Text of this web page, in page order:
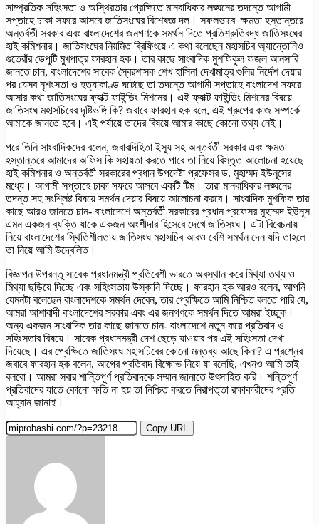
সাম্প্রতিক সহিংসতা ও অস্থিরতার প্রেক্ষিতে মানবাধিকার লঙ্ঘনের তদন্তে আগামী
সপ্তাহে ঢাকা সফরে আসবে জাতিসংঘের বিশেষজ্ঞ দল। সফলভাবে ক্ষমতা হস্তান্তরে
অন্তর্বর্তী সরকার এবং বাংলাদেশের জনগণকে সমর্থন দিতে প্রতিশ্রুতিবদ্ধ জাতিসংঘের
হাই কমিশনার। জাতিসংঘের নিয়মিত ব্রিফিংয়ে এ কথা বলেছেন মহাসচিব অ্যান্তোনিও
গুতেরাঁর ডেপুটি মুখপাত্র ফারহান হক। তার কাছে সাংবাদিক মুশফিকুল ফজল আনসারি
জানতে চান, বাংলাদেশের সাবেক স্বৈরশাসক শেখ হাসিনা দেখামাত্র গুলির নির্দেশ দেয়ার
পর যেসব নৃশংসতা ও হত্যাকাণ্ড ঘটেছে তা তদন্তে আগামী সপ্তাহে বাংলাদেশ সফরে
আসার কথা জাতিসংঘের ফ্যাক্ট ফাইন্ডিং মিশনের। এই ফ্যাক্ট ফাইন্ডিং মিশনের বিষয়ে
জাতিসংঘ মহাসচিবের দৃষ্টিভঙ্গি কি? জবাবে ফারহান হক বলে, এই গ্রুপের কাজ সম্পর্কে
আমাকে জানতে হবে। এই পর্যায়ে তাদের বিষয়ে আমার কাছে কোনো তথ্য নেই।
পরে তিনি সাংবাদিকদের বলেন, জবাবদিহিতা ইস্যু সহ অন্তর্বর্তী সরকার এবং ক্ষমতা
হস্তান্তরে আমাদের অফিস কি সহায়তা করতে পারে তা নিয়ে বিস্তৃত আলোচনা হয়েছে
হাই কমিশনার ও অন্তর্বর্তী সরকারের প্রধান উপদেষ্টা প্রফেসর ড. মুহাম্মদ ইউনূসের
মধ্যে। আগামী সপ্তাহে ঢাকা সফরে আসবে একটি টিম। তারা মানবাধিকার লঙ্ঘনের
তদন্ত সহ সংশ্লিষ্ট বিষয়ে সমর্থন দেয়ার বিষয়ে আলোচনা করবে। সাংবাদিক মুশফিক তার
কাছে আরও জানতে চান- বাংলাদেশে অন্তর্বর্তী সরকারের প্রধান প্রফেসর মুহাম্মদ ইউনূস
এমন একজন ব্যক্তি যাকে একজন অংশীদার হিসেবে দেখে জাতিসংঘ। এটা বিবেচনায়
নিয়ে বাংলাদেশের স্থিতিশীলতায় জাতিসংঘ মহাসচিব আরও বেশি সমর্থন দেন যদি তাহলে
তা নিয়ে আমি উদ্বেলিত।
বিজ্ঞাপন উপরন্তু সাবেক প্রধানমন্ত্রী প্রতিবেশী ভারতে অবস্থান করে মিথ্যা তথ্য ও
মিথ্যা ছড়িয়ে দিচ্ছে এবং সহিংসতায় উস্কানি দিচ্ছে। ফারহান হক আরও বলেন, আপনি
যেমনটা বলেছেন বাংলাদেশকে সমর্থন দেবেন, তার প্রেক্ষিতে আমি নিশ্চিত বলতে পারি যে,
আমরা আশাবাদী বাংলাদেশের সরকার এবং এর জনগণকে সমর্থন দিতে আমরা ইচ্ছুক।
অন্য একজন সাংবাদিক তার কাছে জানতে চান- বাংলাদেশে নতুন করে প্রতিবাদ ও
সহিংসতার বিষয়ে। সাবেক প্রধানমন্ত্রী দেশ ছেড়ে যাওয়ার পর এই সহিংসতা দেখা
দিয়েছে। এর প্রেক্ষিতে জাতিসংঘ মহাসচিবের কোনো মন্তব্য আছে কিনা? এ প্রশ্নের
জবাবে ফারহান হক বলেন, আগের প্রতিবাদ বিক্ষোভ নিয়ে যা বলেছি, এখনও আমি তাই
বলবো। আমরা সবার শান্তিপূর্ণ প্রতিবাদকে সম্মান জানাতে উৎসাহিত করি। শন্তিপূর্ণ
প্রতিবাদের যাতে কোনো ক্ষতি না হয় তা নিশ্চিত করতে নিরাপত্তা রক্ষাকারীদের প্রতি
আহ্বান জানাই।
Copy URL